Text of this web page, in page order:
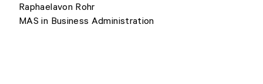
Raphaelavon Rohr
MAS in Business Administration